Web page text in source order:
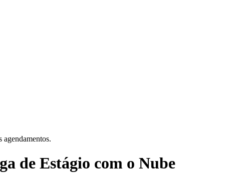
agendamentos.
de Estágio com o Nube